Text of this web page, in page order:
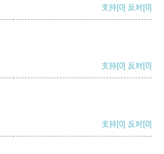
支持[0] 反对[0]
支持[0] 反对[0]
支持[0] 反对[0]